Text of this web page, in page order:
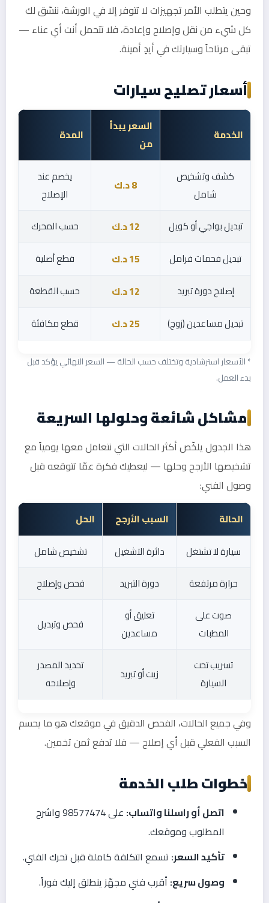
وحين يتطلب الأمر تجهيزات لا تتوفر إلا في الورشة، ننسّق لك
كل شيء من نقل وإصلاح وإعادة، فلا تتحمل أنت أي عناء —
تبقى مرتاحاً وسيارتك في أيدٍ أمينة.
أسعار تصليح سيارات
الخدمة
السعر يبدأ
من
المدة
كشف وتشخيص
شامل
8 د.ك
يخصم عند
الإصلاح
تبديل بواجي أو كويل
12 د.ك
حسب المحرك
تبديل فحمات فرامل
15 د.ك
قطع أصلية
إصلاح دورة تبريد
12 د.ك
حسب القطعة
تبديل مساعدين (زوج)
25 د.ك قطع مكافئة
* الأسعار استرشادية وتختلف حسب الحالة — السعر النهائي يؤكد قبل
بدء العمل.
مشاكل شائعة وحلولها السريعة
هذا الجدول يلخّص أكثر الحالات التي نتعامل معها يومياً مع
تشخيصها الأرجح وحلها — ليعطيك فكرة عمّا تتوقعه قبل
وصول الفني:
الحالة السبب الأرجح
الحل
سيارة لا تشتغل
دائرة التشغيل
تشخيص شامل
حرارة مرتفعة
دورة التبريد
فحص وإصلاح
صوت على
المطبات
تعليق أو
مساعدين
فحص وتبديل
تسريب تحت
السيارة
زيت أو تبريد
تحديد المصدر
وإصلاحه
وفي جميع الحالات، الفحص الدقيق في موقعك هو ما يحسم
السبب الفعلي قبل أي إصلاح — فلا تدفع ثمن تخمين.
خطوات طلب الخدمة
اتصل أو راسلنا واتساب:
على 98577474 واشرح
المطلوب وموقعك.
تأكيد السعر: تسمع التكلفة كاملة قبل تحرك الفني.
وصول سريع: أقرب فني مجهّز ينطلق إليك فوراً.